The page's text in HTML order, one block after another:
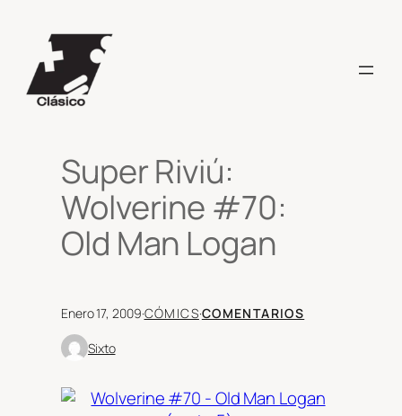
contenido
Super Riviú:
Wolverine #70:
Old Man Logan
Enero 17, 2009·CÓMICS·COMENTARIOS
Sixto